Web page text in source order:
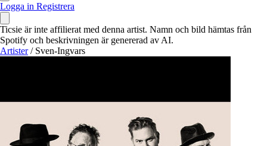
Logga in Registrera
Ticsie är inte affilierat med denna artist. Namn och bild hämtas från
Spotify och beskrivningen är genererad av AI.
Artister / Sven-Ingvars